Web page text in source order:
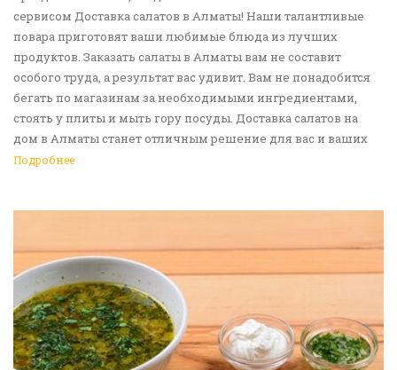
сервисом Доставка салатов в Алматы! Наши талантливые
повара приготовят ваши любимые блюда из лучших
продуктов. Заказать салаты в Алматы вам не составит
особого труда, а результат вас удивит. Вам не понадобится
бегать по магазинам за необходимыми ингредиентами,
стоять у плиты и мыть гору посуды. Доставка салатов на
дом в Алматы станет отличным решение для вас и ваших
родных, друзей. Ведь мы сами берем все хлопоты в свои
Подробнее